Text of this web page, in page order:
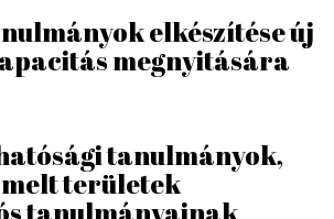
elkészítése új
megnyitására
tanulmányok,
területek